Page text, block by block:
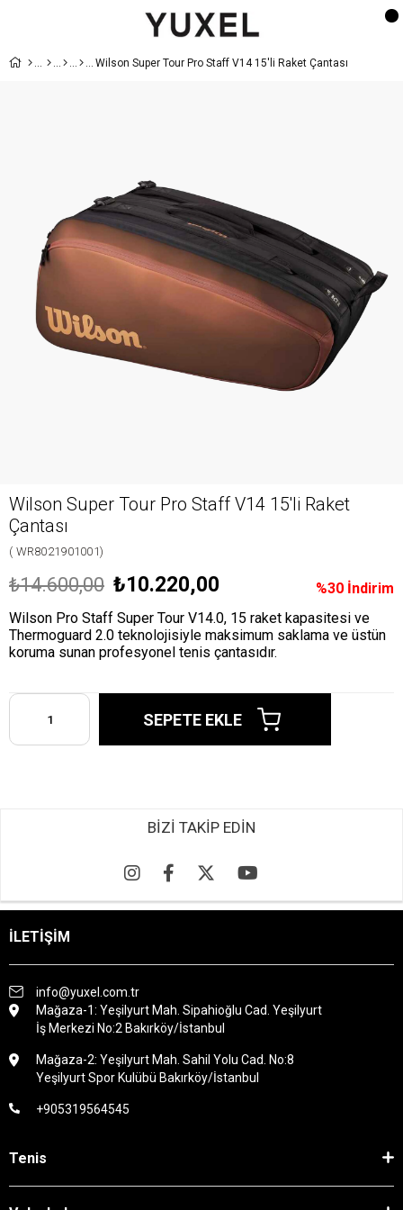
Wilson Super Tour Pro Staff V14 15'li Raket Çantası
Wilson Super Tour Pro Staff V14 15'li Raket
Çantası
( WR8021901001)
%30 İndirim
₺14.600,00 ₺10.220,00
Wilson Pro Staff Super Tour V14.0, 15 raket kapasitesi ve
Thermoguard 2.0 teknolojisiyle maksimum saklama ve üstün
koruma sunan profesyonel tenis çantasıdır.
BİZİ TAKİP EDİN
İLETİŞİM
info@yuxel.com.tr
Mağaza-1: Yeşilyurt Mah. Sipahioğlu Cad. Yeşilyurt
İş Merkezi No:2 Bakırköy/İstanbul
Mağaza-2: Yeşilyurt Mah. Sahil Yolu Cad. No:8
Yeşilyurt Spor Kulübü Bakırköy/İstanbul
+905319564545
Tenis